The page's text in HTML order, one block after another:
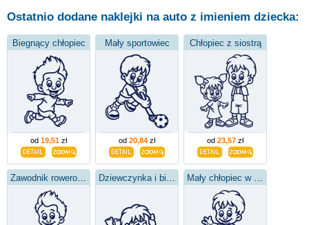
Ostatnio dodane naklejki na auto z imieniem dziecka:
Biegnący chłopiec
od 19,51 zł
Mały sportowiec
od 20,84 zł
Chłopiec z siostrą
od 23,57 zł
Zawodnik rowerowy Dziewczynka i biedronka Mały chłopiec w szortach